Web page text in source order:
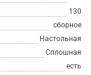
130
сборное
Настольная
Сплошная
есть